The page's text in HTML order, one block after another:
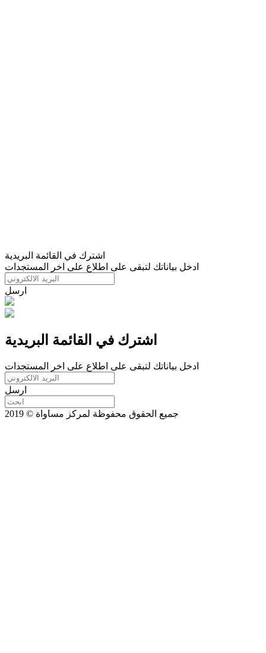
اشترك في القائمة البريدية
ادخل بياناتك لتبقى على اطلاع على اخر المستجدات
ارسل
اشترك في القائمة البريدية
ادخل بياناتك لتبقى على اطلاع على اخر المستجدات
ارسل
جميع الحقوق محفوظة لمركز مساواة © 2019